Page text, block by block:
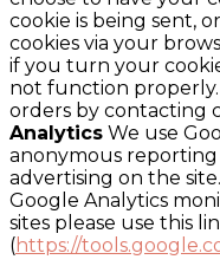
cookie is being sent,
cookies via your
if you turn your
not function
orders by contacting
Analytics We use
anonymous
advertising on the
Google Analytics
sites please use this
(https://